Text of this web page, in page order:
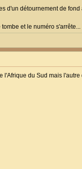
d'un détournement de
et le numéro s'arrête...
du Sud mais